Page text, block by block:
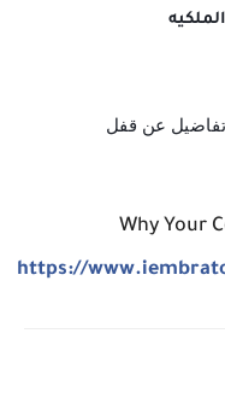
لكيه
تفاضيل عن قفل
Why Your
https://